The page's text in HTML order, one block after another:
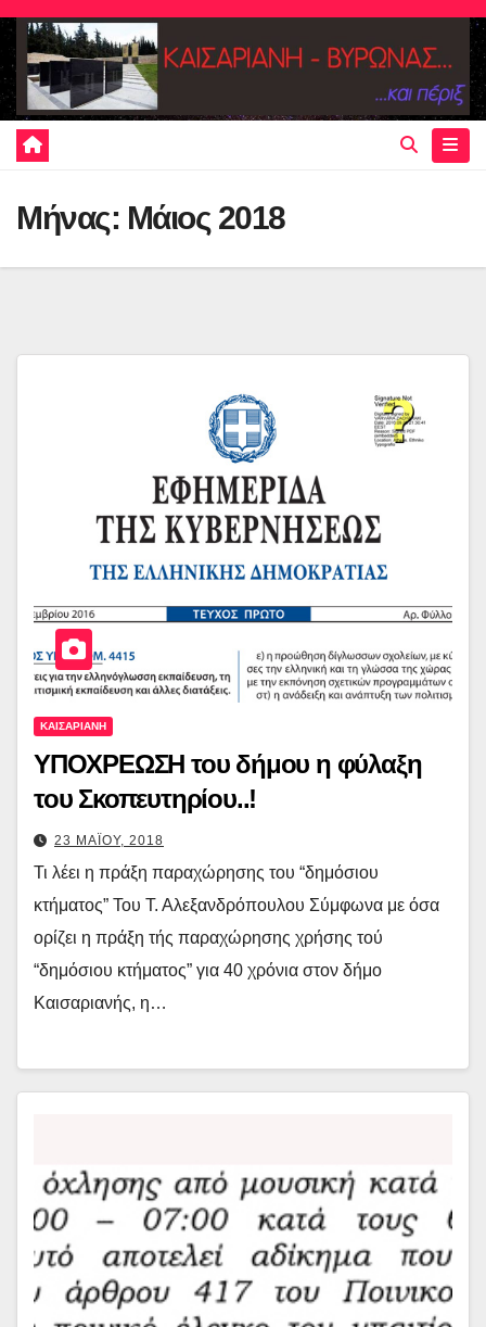
Skip
content
Μήνας: Μάιος 2018
ΚΑΙΣΑΡΙΑΝΗ
ΥΠΟΧΡΕΩΣΗ του δήμου η φύλαξη
του Σκοπευτηρίου..!
23 ΜΑΪΟΥ, 2018
Τι λέει η πράξη παραχώρησης του “δημόσιου
κτήματος” Του Τ. Αλεξανδρόπουλου Σύμφωνα με όσα
ορίζει η πράξη τής παραχώρησης χρήσης τού
“δημόσιου κτήματος” για 40 χρόνια στον δήμο
Καισαριανής, η…